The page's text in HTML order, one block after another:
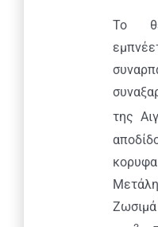
Το
της
Ζωσιμά